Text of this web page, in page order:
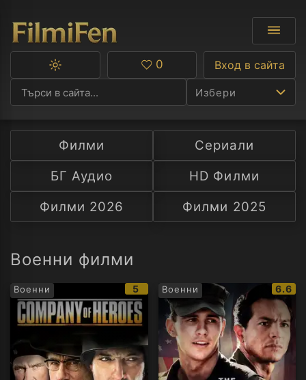
Избери
Ф
С
А
Превключване
тъмна
тема
Любими
0 Вход в сайта
Филми
Сериали
БГ Аудио
HD Филми
Филми 2026
Филми 2025
Военни филми
Военни
IMDb
рейтинг:
5 Военни
IMDb
6.6